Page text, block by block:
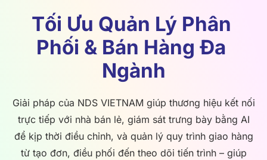
Tối Ưu Quản Lý Phân
Phối & Bán Hàng Đa
Ngành
Giải pháp của NDS VIETNAM giúp thương hiệu kết nối
trực tiếp với nhà bán lẻ, giám sát trưng bày bằng AI
để kịp thời điều chỉnh, và quản lý quy trình giao hàng
từ tạo đơn, điều phối đến theo dõi tiến trình – giúp